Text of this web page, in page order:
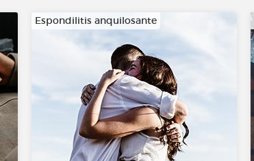
Espondilitis anquilosante